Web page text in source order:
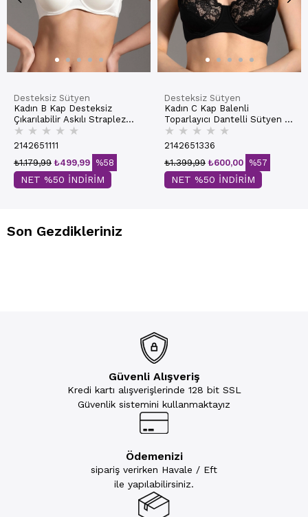
Desteksiz Sütyen
Kadın B Kap Desteksiz
Çıkarılabilir Askılı Straplez
Basic Sütyen | Ekru 7050
★ ★ ★ ★ ★
2142651111
₺499,99
₺1.179,99 %58
NET %50 İNDİRİM
Desteksiz Sütyen
Kadın C Kap Balenli
Toparlayıcı Dantelli Sütyen |
Siyah 6000
★ ★ ★ ★ ★
2142651336
₺600,00
₺1.399,99 %57
NET %50 İNDİRİM
Son Gezdikleriniz
Güvenli Alışveriş
Kredi kartı alışverişlerinde 128 bit SSL
Güvenlik sistemini kullanmaktayız
Ödemenizi
sipariş verirken Havale / Eft
ile yapılabilirsiniz.